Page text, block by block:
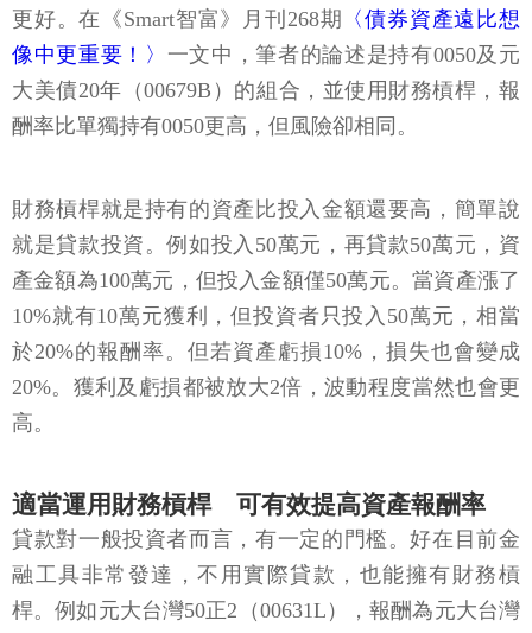
更好。在《Smart智富》月刊268期
〈債券資產遠比想
像中更重要！〉 一文中，筆者的論述是持有0050及元
大美債20年（00679B）的組合，並使用財務槓桿，報
酬率比單獨持有0050更高，但風險卻相同。
財務槓桿就是持有的資產比投入金額還要高，簡單說
就是貸款投資。例如投入50萬元，再貸款50萬元，資
產金額為100萬元，但投入金額僅50萬元。當資產漲了
10%就有10萬元獲利，但投資者只投入50萬元，相當
於20%的報酬率。但若資產虧損10%，損失也會變成
20%。獲利及虧損都被放大2倍，波動程度當然也會更
高。
適當運用財務槓桿 可有效提高資產報酬率
貸款對一般投資者而言，有一定的門檻。好在目前金
融工具非常發達，不用實際貸款，也能擁有財務槓
桿。例如元大台灣50正2（00631L），報酬為元大台灣